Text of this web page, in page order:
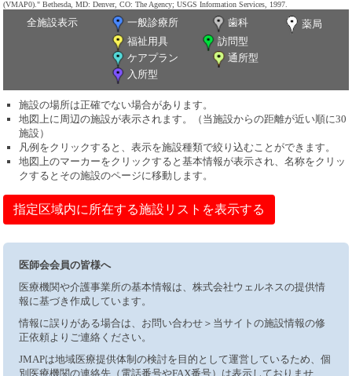
(VMAP0)." Bethesda, MD: Denver, CO: The Agency; USGS Information Services, 1997.
全施設表示 一般診療所 歯科
薬局
福祉用具
訪問型
ケアプラン
通所型
入所型
施設の場所は正確でない場合があります。
地図上に周辺の施設が表示されます。（当施設からの距離が近い順に30
施設）
凡例をクリックすると、表示を施設種類で絞り込むことができます。
地図上のマーカーをクリックすると基本情報が表示され、名称をクリッ
クするとその施設のページに移動します。
指定区域内に所在する施設リストを表示する
医師会会員の皆様へ
医療機関や介護事業所の基本情報は、株式会社ウェルネスの提供情
報に基づき作成しています。
情報に誤りがある場合は、お問い合わせ＞当サイトの施設情報の修
正依頼よりご連絡ください。
JMAPは地域医療提供体制の検討を目的として運営しているため、個
別医療機関の連絡先（電話番号やFAX番号）は表示しておりませ